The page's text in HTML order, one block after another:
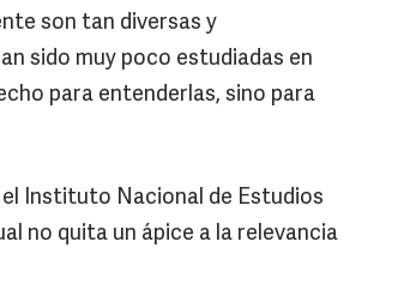
son tan diversas y
sido muy poco estudiadas en
para entenderlas, sino para
el Instituto Nacional de Estudios
no quita un ápice a la relevancia